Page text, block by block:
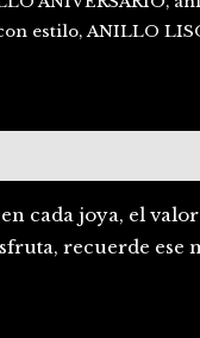
estilo,ANILLO
cada joya, el valor
recuerde ese